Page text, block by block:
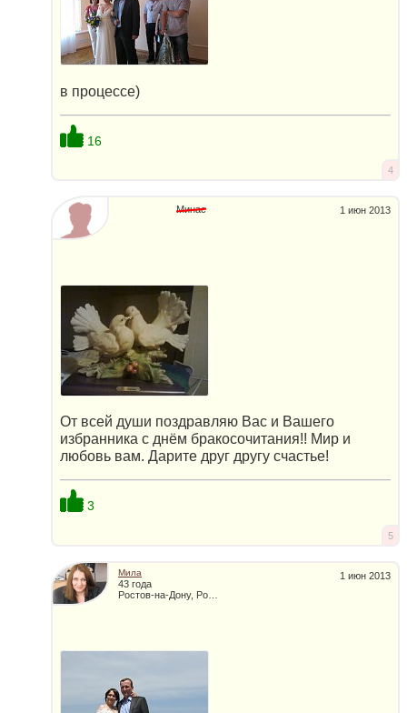
в процессе)
16
4
1 июн 2013
Минас
От всей души поздравляю Вас и Вашего
избранника с днём бракосочитания!! Мир и
любовь вам. Дарите друг другу счастье!
3
5
1 июн 2013
Мила
43 года